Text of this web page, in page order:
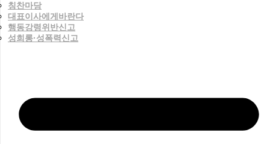
칭찬마당
대표이사에게바란다
행동강령위반신고
성희롱·성폭력신고